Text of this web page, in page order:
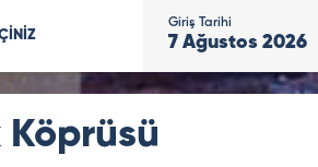
Giriş Tarihi
7 Ağustos 2026
Köprüsü